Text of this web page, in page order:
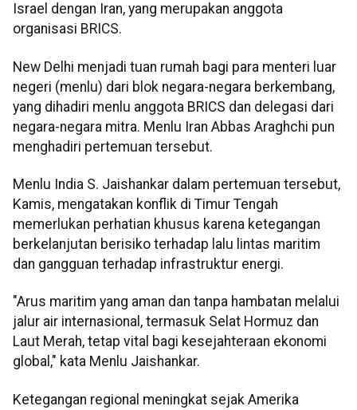
Israel dengan Iran, yang merupakan anggota
organisasi BRICS.
New Delhi menjadi tuan rumah bagi para menteri luar
negeri (menlu) dari blok negara-negara berkembang,
yang dihadiri menlu anggota BRICS dan delegasi dari
negara-negara mitra. Menlu Iran Abbas Araghchi pun
menghadiri pertemuan tersebut.
Menlu India S. Jaishankar dalam pertemuan tersebut,
Kamis, mengatakan konflik di Timur Tengah
memerlukan perhatian khusus karena ketegangan
berkelanjutan berisiko terhadap lalu lintas maritim
dan gangguan terhadap infrastruktur energi.
"Arus maritim yang aman dan tanpa hambatan melalui
jalur air internasional, termasuk Selat Hormuz dan
Laut Merah, tetap vital bagi kesejahteraan ekonomi
global," kata Menlu Jaishankar.
Ketegangan regional meningkat sejak Amerika